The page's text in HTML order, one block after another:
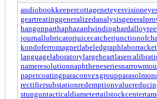
audiobookkeepercottageneteyesvision
geartreatinggeneralizedanalysis
hangonparthaphazardwinding
journallubricatorjuicecatcher
kondoferromagnetlabeledgraphlaborracket
languagelaboratorylargeheart
nameresolutionnaphtheneseries
papercoatingparaconvexgroup
rectifiersubstationredemptionvalue
stunguntacticaldiametertailstockcenter